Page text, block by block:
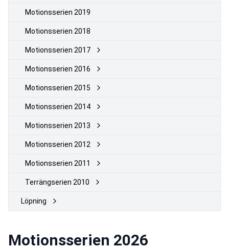
Motionsserien 2019
Motionsserien 2018
Motionsserien 2017
Motionsserien 2016
Motionsserien 2015
Motionsserien 2014
Motionsserien 2013
Motionsserien 2012
Motionsserien 2011
Terrängserien 2010
Löpning
Motionsserien 2026